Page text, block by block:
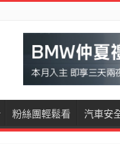
粉絲團輕鬆看 汽車安